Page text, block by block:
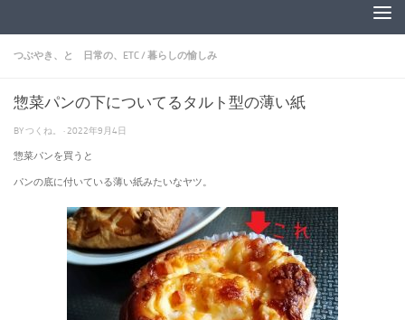
つぶやき、と 日常の、ETC/ 暮らしの愉しみ
惣菜パンの下についてるタルト型の薄い紙
BYつくね。 · 2022年9月4日
惣菜パンを買うと
パンの底に付いている薄い紙みたいなヤツ。